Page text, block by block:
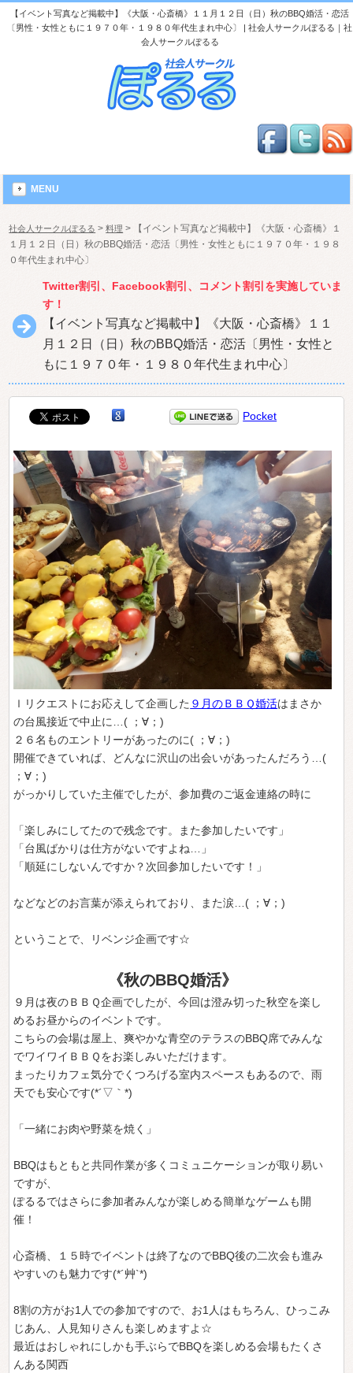
【イベント写真など掲載中】《大阪・心斎橋》１１月１２日（日）秋のBBQ婚活・恋活
〔男性・女性ともに１９７０年・１９８０年代生まれ中心〕 | 社会人サークルぽるる｜社
会人サークルぽるる
MENU
社会人サークルぽるる >料理 >
【イベント写真など掲載中】《大阪・心斎橋》１
１月１２日（日）秋のBBQ婚活・恋活〔男性・女性ともに１９７０年・１９８
０年代生まれ中心〕
Twitter割引、Facebook割引、コメント割引を実施していま
す！
【イベント写真など掲載中】《大阪・心斎橋》１１
月１２日（日）秋のBBQ婚活・恋活〔男性・女性と
もに１９７０年・１９８０年代生まれ中心〕
Pocket
ｌリクエストにお応えして企画した ９月のＢＢＱ婚活はまさか
の台風接近で中止に…( ；∀；)
２６名ものエントリーがあったのに( ；∀；)
開催できていれば、どんなに沢山の出会いがあったんだろう…(
；∀；)
がっかりしていた主催でしたが、参加費のご返金連絡の時に
「楽しみにしてたので残念です。また参加したいです」
「台風ばかりは仕方がないですよね…」
「順延にしないんですか？次回参加したいです！」
などなどのお言葉が添えられており、また涙…( ；∀；)
ということで、リベンジ企画です☆
《秋のBBQ婚活》
９月は夜のＢＢＱ企画でしたが、今回は澄み切った秋空を楽し
めるお昼からのイベントです。
こちらの会場は屋上、爽やかな青空のテラスのBBQ席でみんな
でワイワイＢＢＱをお楽しみいただけます。
まったりカフェ気分でくつろげる室内スペースもあるので、雨
天でも安心です(*´▽｀*)
「一緒にお肉や野菜を焼く」
BBQはもともと共同作業が多くコミュニケーションが取り易い
ですが、
ぽるるではさらに参加者みんなが楽しめる簡単なゲームも開
催！
心斎橋、１５時でイベントは終了なのでBBQ後の二次会も進み
やすいのも魅力です(*´艸`*)
8割の方がお1人での参加ですので、お1人はもちろん、ひっこみ
じあん、人見知りさんも楽しめますよ☆
最近はおしゃれにしかも手ぶらでBBQを楽しめる会場もたくさ
んある関西